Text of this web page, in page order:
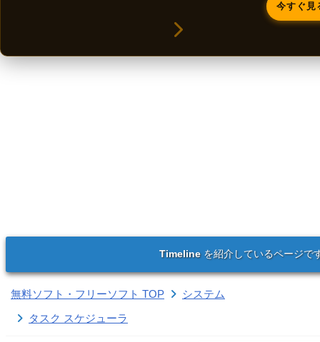
今すぐ見
Timelineを紹介しているページで
無料ソフト・フリーソフト TOP
システム
タスク スケジューラ